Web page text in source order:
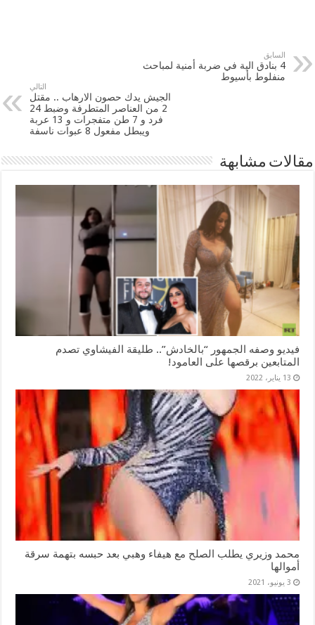
السابق
4 بنادق الية في ضربة أمنية لمباحث
منفلوط بأسيوط
التالي
الجيش يدك حصون الارهاب .. مقتل
2 من العناصر المتطرفة وضبط 24
فرد و 7 طن متفجرات و 13 عربة
ويبطل مفعول 8 عبوات ناسفة
مقالات مشابهة
فيديو وصفه الجمهور “بالخادش”.. طليقة الفيشاوي تصدم
المتابعين برقصها على العامود!
13 يناير، 2022
محمد وزيري يطلب الصلح مع هيفاء وهبي بعد حبسه بتهمة سرقة
أموالها
3 يونيو، 2021